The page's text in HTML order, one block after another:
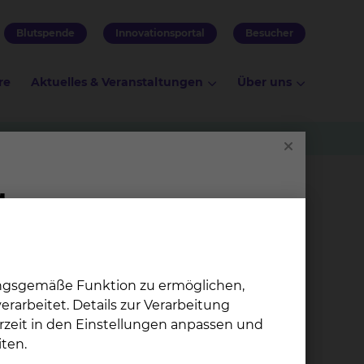
Blutspende Innovationsportal Besucher
Aktuelles & Veranstaltungen Über uns
Funktion zu ermöglichen,
Details zur Verarbeitung
in den Einstellungen anpassen und